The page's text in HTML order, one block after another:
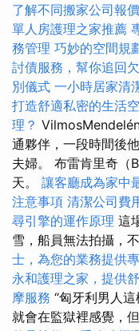
了解不同搬家公司報價
單人房護理之家推薦
務管理 巧妙的空間規
討債服務，幫你追回
別儀式 一小時居家清
打造舒適私密的生活
理？
通夥伴，一段時間後
夫婦。 布雷肯里奇
天。 讓客廳成為家中
注意事項 清潔公司費
尋引擎的運作原理 這
雪，船員無法拍攝，
士，為您的業務提供
永和護理之家，提供
摩服務 “匈牙利男人
就會在監獄裡感覺，